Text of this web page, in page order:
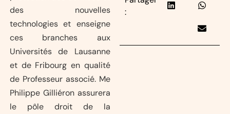
des nouvelles
technologies et enseigne
ces branches aux
Universités de Lausanne
et de Fribourg en qualité
de Professeur associé. Me
Philippe Gilliéron assurera
le pôle droit de la
: